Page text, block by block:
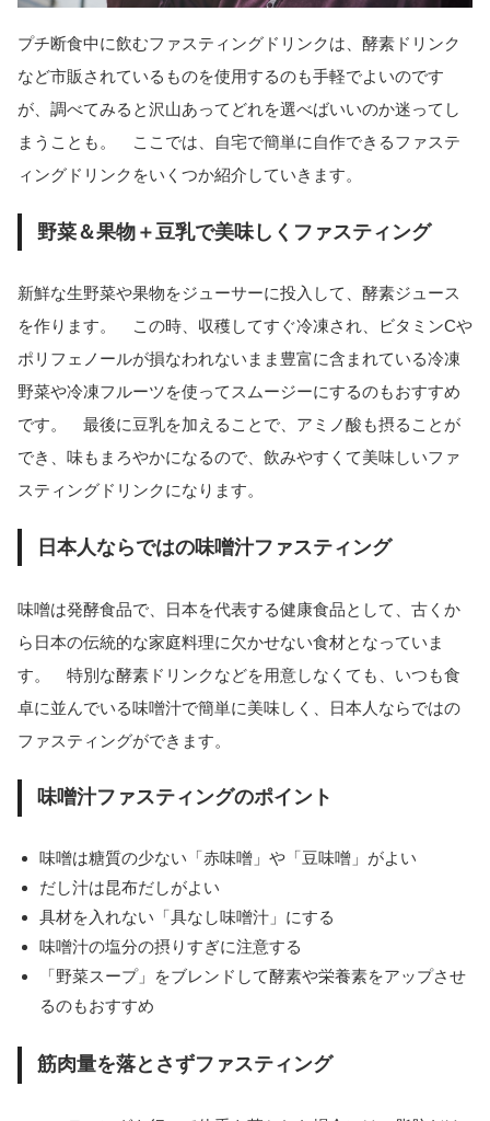
プチ断食中に飲むファスティングドリンクは、酵素ドリンク
など市販されているものを使用するのも手軽でよいのです
が、調べてみると沢山あってどれを選べばいいのか迷ってし
まうことも。 ここでは、自宅で簡単に自作できるファステ
ィングドリンクをいくつか紹介していきます。
野菜＆果物＋豆乳で美味しくファスティング
新鮮な生野菜や果物をジューサーに投入して、酵素ジュース
を作ります。 この時、収穫してすぐ冷凍され、ビタミンCや
ポリフェノールが損なわれないまま豊富に含まれている冷凍
野菜や冷凍フルーツを使ってスムージーにするのもおすすめ
です。 最後に豆乳を加えることで、アミノ酸も摂ることが
でき、味もまろやかになるので、飲みやすくて美味しいファ
スティングドリンクになります。
日本人ならではの味噌汁ファスティング
味噌は発酵食品で、日本を代表する健康食品として、古くか
ら日本の伝統的な家庭料理に欠かせない食材となっていま
す。 特別な酵素ドリンクなどを用意しなくても、いつも食
卓に並んでいる味噌汁で簡単に美味しく、日本人ならではの
ファスティングができます。
味噌汁ファスティングのポイント
味噌は糖質の少ない「赤味噌」や「豆味噌」がよい
だし汁は昆布だしがよい
具材を入れない「具なし味噌汁」にする
味噌汁の塩分の摂りすぎに注意する
「野菜スープ」をブレンドして酵素や栄養素をアップさせ
るのもおすすめ
筋肉量を落とさずファスティング